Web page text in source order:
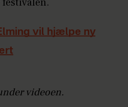
vil hjælpe ny
videoen.